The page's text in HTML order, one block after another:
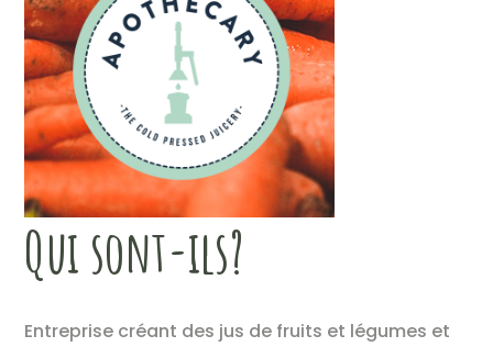
Qui sont-ils?
Entreprise créant des jus de fruits et légumes et